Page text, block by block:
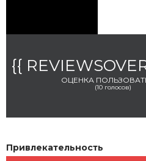
{{
ОЦЕНКА
(10 голосов)
Привлекательность